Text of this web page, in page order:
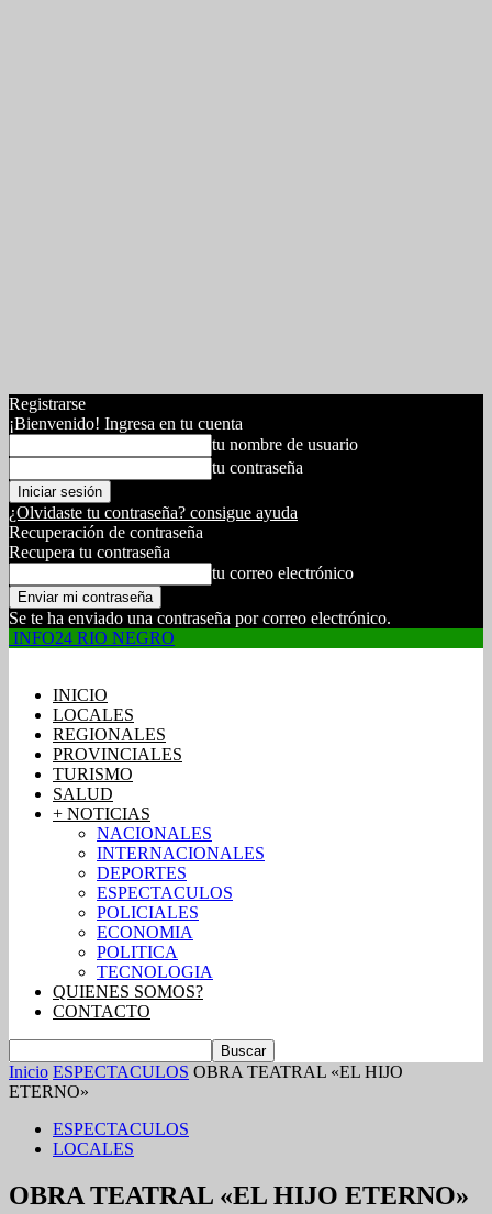
Registrarse
¡Bienvenido! Ingresa en tu cuenta
tu nombre de usuario
tu contraseña
¿Olvidaste tu contraseña? consigue ayuda
Recuperación de contraseña
Recupera tu contraseña
tu correo electrónico
Se te ha enviado una contraseña por correo electrónico.
INFO24 RIO NEGRO
INICIO
LOCALES
REGIONALES
PROVINCIALES
TURISMO
SALUD
+ NOTICIAS
NACIONALES
INTERNACIONALES
DEPORTES
ESPECTACULOS
POLICIALES
ECONOMIA
POLITICA
TECNOLOGIA
QUIENES SOMOS?
CONTACTO
Inicio ESPECTACULOS OBRA TEATRAL «EL HIJO
ETERNO»
ESPECTACULOS
LOCALES
OBRA TEATRAL «EL HIJO ETERNO»